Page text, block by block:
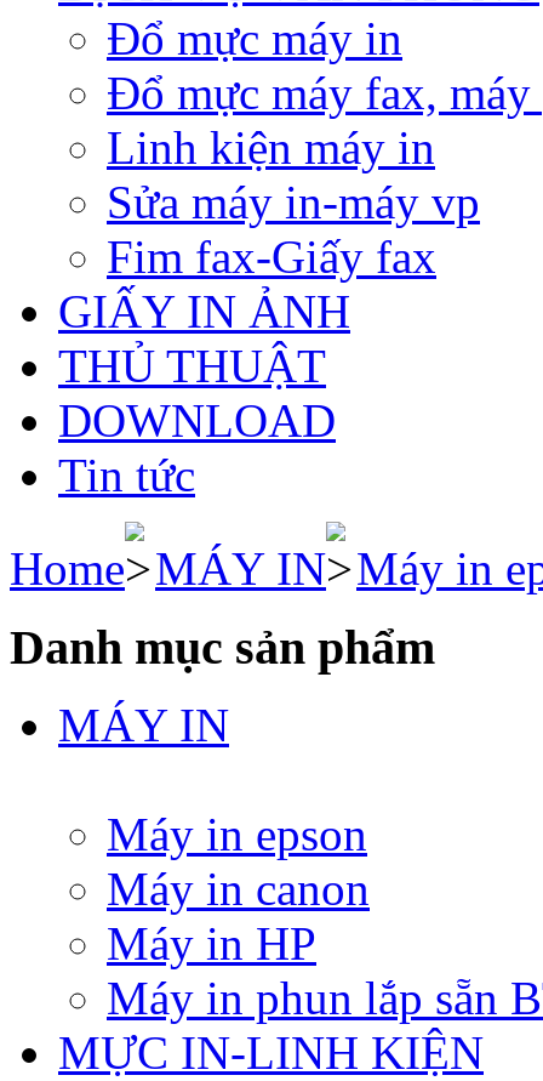
Đổ mực máy in
Đổ mực máy fax, máy
Linh kiện máy in
Sửa máy in-máy vp
Fim fax-Giấy fax
GIẤY IN ẢNH
THỦ THUẬT
DOWNLOAD
Tin tức
Home
MÁY IN Máy in
Danh mục sản phẩm
MÁY IN
Máy in epson
Máy in canon
Máy in HP
Máy in phun lắp sẵn
MỰC IN-LINH KIỆN